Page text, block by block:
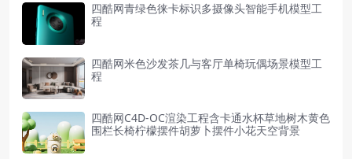
四酷网青绿色徕卡标识多摄像头智能手机模型工
程
四酷网米色沙发茶几与客厅单椅玩偶场景模型工
程
四酷网C4D-OC渲染工程含卡通水杯草地树木黄色
围栏长椅柠檬摆件胡萝卜摆件小花天空背景